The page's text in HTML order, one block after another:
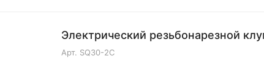
Электрический резьбонарезной
Арт. SQ30-2C